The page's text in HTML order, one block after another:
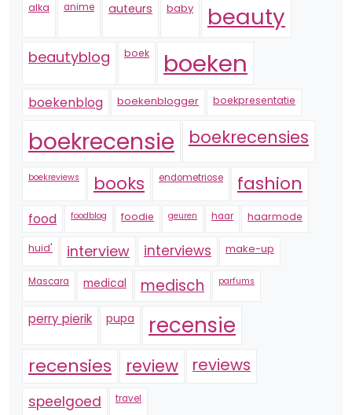
alka anime auteurs baby beauty
beautyblog boek boeken
boekenblog boekenblogger boekpresentatie
boekrecensie boekrecensies
boekreviews books endometriose fashion
food foodblog foodie geuren haar haarmode
huid' interview interviews make-up
Mascara medical medisch parfums
perry pierik pupa recensie
recensies review reviews
speelgoed travel